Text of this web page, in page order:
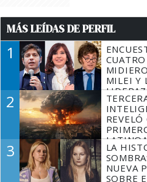
MÁS LEÍDAS DE PERFIL
1
MILEI Y
2
REVELÓ
3
LA
NUEVA
SOBRE